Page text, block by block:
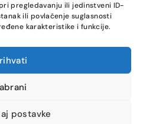
pregledavanju ili jedinstveni ID-
ili povlačenje suglasnosti
karakteristike i funkcije.
postavke
(0)